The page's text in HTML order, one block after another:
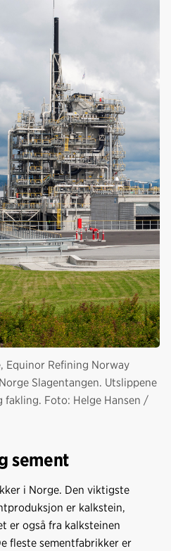
Equinor Refining Norway
Slagentangen. Utslippene
Foto: Helge Hansen /
sement
i Norge. Den viktigste
er kalkstein,
er også fra kalksteinen
fleste sementfabrikker er